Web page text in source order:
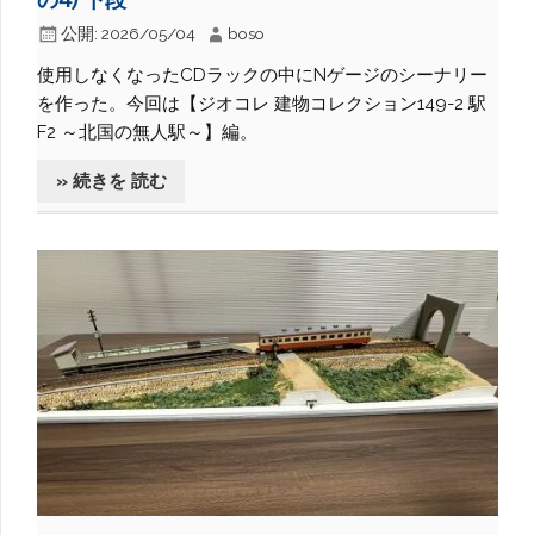
公開: 2026/05/04 boso
使用しなくなったCDラックの中にNゲージのシーナリー
を作った。今回は【ジオコレ 建物コレクション149-2 駅
F2 ～北国の無人駅～】編。
» 続きを 読む